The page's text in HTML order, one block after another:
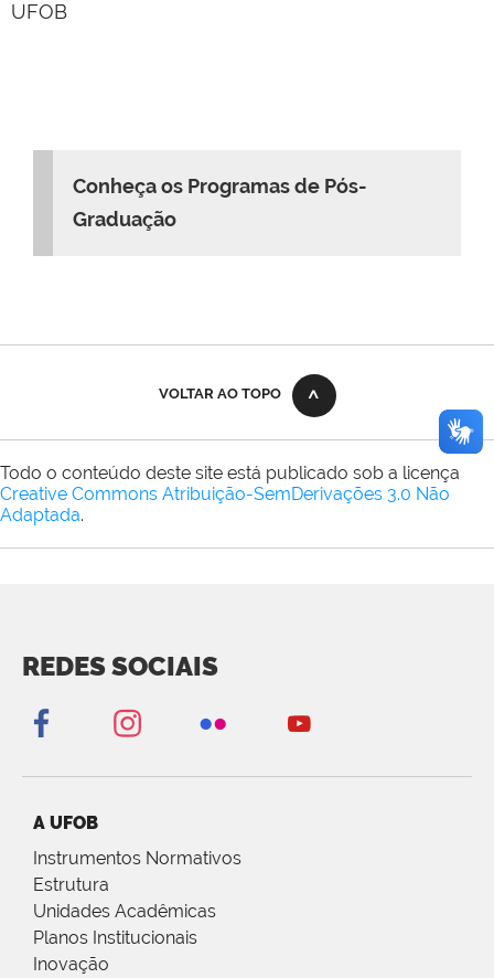
UFOB
Conheça os Programas de Pós-
Graduação
VOLTAR AO TOPO
Todo o conteúdo deste site está publicado sob a licença
Creative Commons Atribuição-SemDerivações 3.0 Não
Adaptada.
REDES SOCIAIS
A UFOB
Instrumentos Normativos
Estrutura
Unidades Acadêmicas
Planos Institucionais
Inovação